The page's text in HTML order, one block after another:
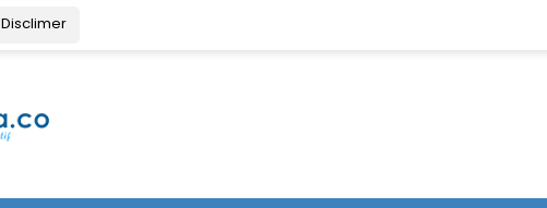
Disclimer